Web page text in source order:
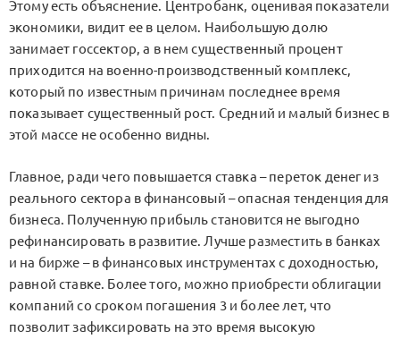
Этому есть объяснение. Центробанк, оценивая показатели
экономики, видит ее в целом. Наибольшую долю
занимает госсектор, а в нем существенный процент
приходится на военно-производственный комплекс,
который по известным причинам последнее время
показывает существенный рост. Средний и малый бизнес в
этой массе не особенно видны.
Главное, ради чего повышается ставка – переток денег из
реального сектора в финансовый – опасная тенденция для
бизнеса. Полученную прибыль становится не выгодно
рефинансировать в развитие. Лучше разместить в банках
и на бирже – в финансовых инструментах с доходностью,
равной ставке. Более того, можно приобрести облигации
компаний со сроком погашения 3 и более лет, что
позволит зафиксировать на это время высокую